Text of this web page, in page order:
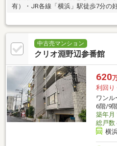
有）・JR各線「横浜」駅徒歩7分の
中古売マンション
クリオ淵野辺参番館
620
利回り
ワンル
6階/9
築年月
総戸数
横